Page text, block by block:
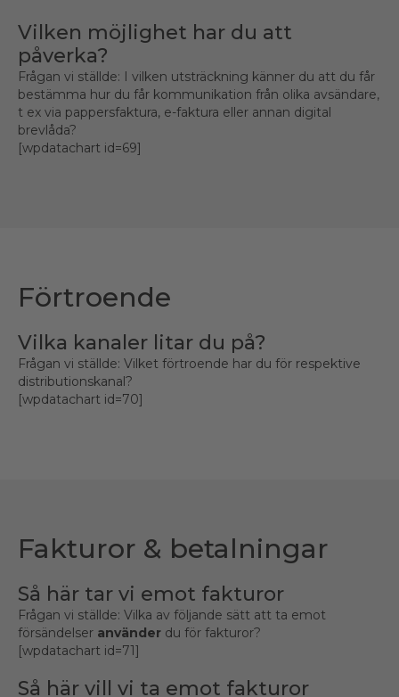
Vilken möjlighet har du att
påverka?
Frågan vi ställde: I vilken utsträckning känner du att du får
bestämma hur du får kommunikation från olika avsändare,
t ex via pappersfaktura, e-faktura eller annan digital
brevlåda?
[wpdatachart id=69]
Förtroende
Vilka kanaler litar du på?
Frågan vi ställde: Vilket förtroende har du för respektive
distributionskanal?
[wpdatachart id=70]
Fakturor & betalningar
Så här tar vi emot fakturor
Frågan vi ställde: Vilka av följande sätt att ta emot
försändelser använder du för fakturor?
[wpdatachart id=71]
Så här vill vi ta emot fakturor